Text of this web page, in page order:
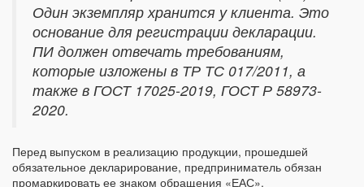
Один экземпляр хранится у клиента. Это
основание для регистрации декларации.
ПИ должен отвечать требованиям,
которые изложены в ТР ТС 017/2011, а
также в ГОСТ 17025-2019, ГОСТ Р 58973-
2020.
Перед выпуском в реализацию продукции, прошедшей
обязательное декларирование, предприниматель обязан
промаркировать ее знаком обращения «ЕАС».